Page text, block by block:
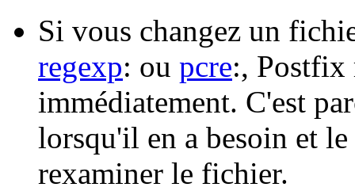
Si vous changez un
regexp: ou pcre:, Postfix
immédiatement. C'est
lorsqu'il en a besoin et
rexaminer le fichier.